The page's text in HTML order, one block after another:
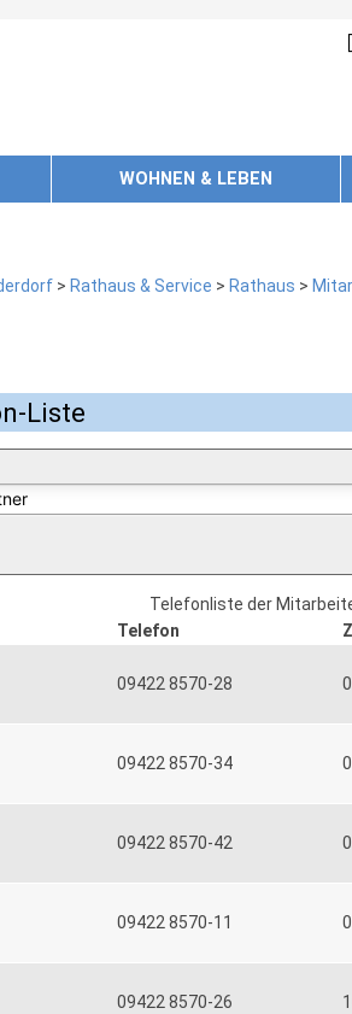
WOHNEN & LEBEN
> Rathaus & Service > Rathaus >
Liste
Telefonliste der
Telefon
09422 8570-28
09422 8570-34
09422 8570-42
09422 8570-11
09422 8570-26